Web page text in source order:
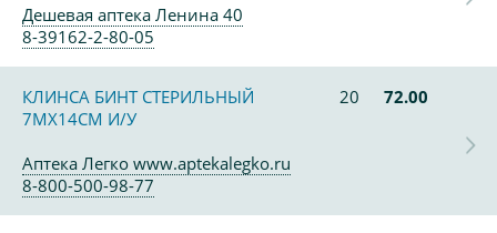
Дешевая аптека Ленина 40
8-39162-2-80-05
КЛИНСА БИНТ СТЕРИЛЬНЫЙ
7МХ14СМ И/У
20 72.00
Аптека Легко www.aptekalegko.ru
8-800-500-98-77